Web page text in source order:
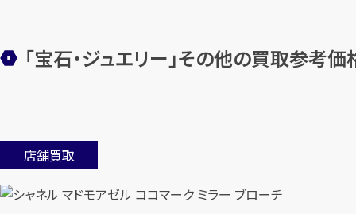
「宝石・ジュエリー」その他の買取参考価
店舗買取